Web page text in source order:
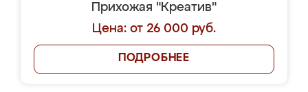
Прихожая "Креатив"
Цена: от 26 000 руб.
ПОДРОБНЕЕ